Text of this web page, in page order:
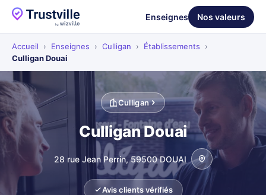
Enseignes Nos valeurs
Accueil › Enseignes › Culligan › Établissements
›
Culligan Douai
Culligan
Culligan Douai
28 rue Jean Perrin, 59500 DOUAI
Avis clients vérifiés